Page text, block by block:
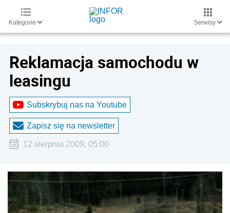
Kategorie Serwisy
Reklamacja samochodu w
leasingu
Subskrybuj nas na Youtube
Zapisz się na newsletter
12 sierpnia 2009, 05:00